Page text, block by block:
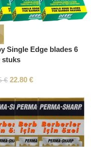
Single Edge blades 6
stuks
€ 22.80 €